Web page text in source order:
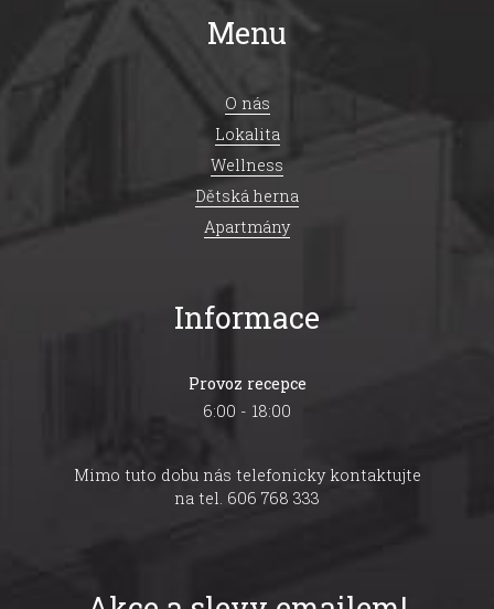
Menu
O nás
Lokalita
Wellness
Dětská herna
Apartmány
Informace
Provoz recepce
6:00 - 18:00
Mimo tuto dobu nás telefonicky kontaktujte
na tel. 606 768 333